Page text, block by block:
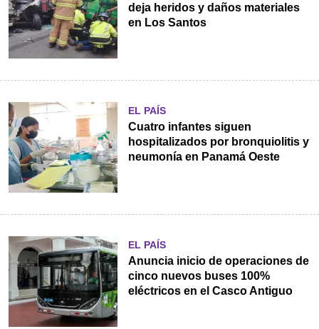
deja heridos y daños materiales
en Los Santos
EL PAÍS
Cuatro infantes siguen
hospitalizados por bronquiolitis y
neumonía en Panamá Oeste
EL PAÍS
Anuncia inicio de operaciones de
cinco nuevos buses 100%
eléctricos en el Casco Antiguo